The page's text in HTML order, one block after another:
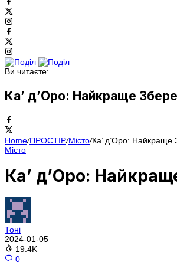
Ви читаєте:
Ка’ д’Оро: Найкраще
Home/ПРОСТІР/Місто/Ка’ д’Оро: Найкраще
Місто
Ка’ д’Оро:
Тоні
2024-01-05
19.4K
0